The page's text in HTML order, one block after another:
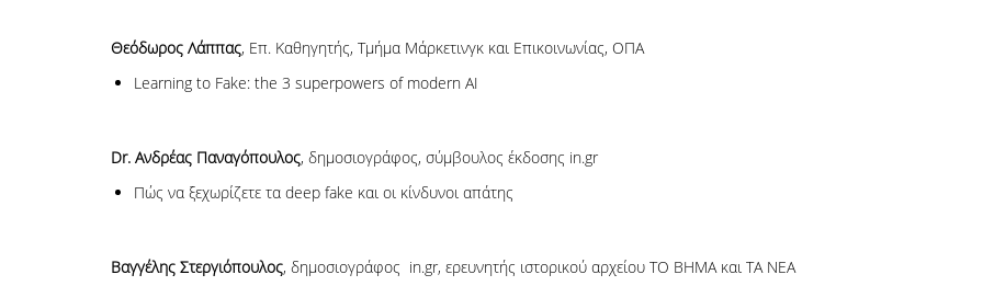
Θεόδωρος Λάππας, Επ. Καθηγητής, Τμήμα Μάρκετινγκ και Επικοινωνίας, ΟΠΑ
Learning to Fake: the 3 superpowers of modern AI
Dr. Ανδρέας Παναγόπουλος, δημοσιογράφος, σύμβουλος έκδοσης in.gr
Πώς να ξεχωρίζετε τα deep fake και οι κίνδυνοι απάτης
Βαγγέλης Στεργιόπουλος, δημοσιογράφος in.gr, ερευνητής ιστορικού αρχείου ΤΟ ΒΗΜΑ και ΤΑ ΝΕΑ